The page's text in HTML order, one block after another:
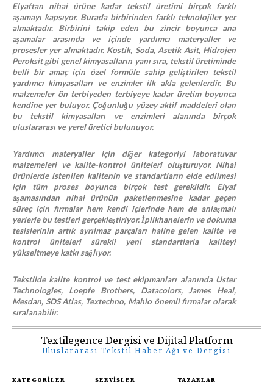
Elyaftan nihai ürüne kadar tekstil üretimi birçok farklı
aşamayı kapsıyor. Burada birbirinden farklı teknolojiler yer
almaktadır. Birbirini takip eden bu zincir boyunca ana
aşamalar arasında ve içinde yardımcı materyaller ve
prosesler yer almaktadır. Kostik, Soda, Asetik Asit, Hidrojen
Peroksit gibi genel kimyasalların yanı sıra, tekstil üretiminde
belli bir amaç için özel formüle sahip geliştirilen tekstil
yardımcı kimyasalları ve enzimler ilk akla gelenlerdir. Bu
malzemeler ön terbiyeden terbiyeye kadar üretim boyunca
kendine yer buluyor. Çoğunluğu yüzey aktif maddeleri olan
bu tekstil kimyasalları ve enzimleri alanında birçok
uluslararası ve yerel üretici bulunuyor.
Yardımcı materyaller için diğer kategoriyi laboratuvar
malzemeleri ve kalite-kontrol üniteleri oluşturuyor. Nihai
ürünlerde istenilen kalitenin ve standartların elde edilmesi
için tüm proses boyunca birçok test gereklidir. Elyaf
aşamasından nihai ürünün paketlenmesine kadar geçen
süreç için firmalar hem kendi içlerinde hem de anlaşmalı
yerlerle bu testleri gerçekleştiriyor. İplikhanelerin ve dokuma
tesislerinin artık ayrılmaz parçaları haline gelen kalite ve
kontrol üniteleri sürekli yeni standartlarla kaliteyi
yükseltmeye katkı sağlıyor.
Tekstilde kalite kontrol ve test ekipmanları alanında Uster
Technologies, Loepfe Brothers, Datacolors, James Heal,
Mesdan, SDS Atlas, Textechno, Mahlo önemli firmalar olarak
sıralanabilir.
Textilegence Dergisi ve Dijital Platform
Uluslararası Tekstil Haber Ağı ve Dergisi
KATEGORILER SERVISLER YAZARLAR